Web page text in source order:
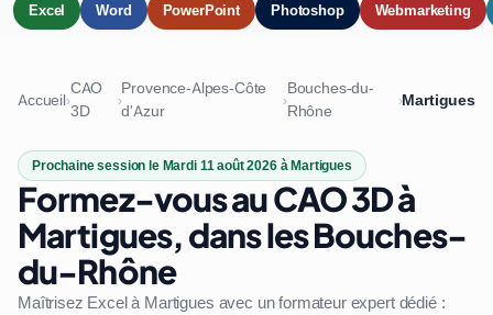
Excel Word PowerPoint Photoshop Webmarketing
Accueil›
CAO
3D
›
Provence-Alpes-Côte
d'Azur
›
Bouches-du-
Rhône
›Martigues
Prochaine session le Mardi 11 août 2026 à Martigues
Formez-vous au CAO 3D à
Martigues, dans les Bouches-
du-Rhône
Maîtrisez Excel à Martigues avec un formateur expert dédié :